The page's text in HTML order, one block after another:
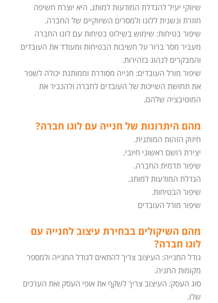
שיווקי יעיל להגדלת המודעות למותג. היא יוצרת חשיפה
חוזרת ונשנית ללוגו ולמסרים השיווקיים של החברה.
שיפור בטיחות: שימוש בשילוט בטיחות עם לוגו החברה
מעביר מסר ברור על חשיבות הבטיחות ומעודד את העובדים
והמבקרים לנהוג בזהירות.
שיפור מורל העובדים: חנייה מסודרת וממותגת יכולה לשפר
את תחושת השייכות של העובדים לחברה ולהגביר את
המוטיבציה שלהם.
מהם היתרונות של חנייה עם לוגו חברה?
חיזוק הזהות המותגית.
יצירת רושם ראשוני חיובי.
שיפור תדמית החברה.
הגדלת המודעות למותג.
שיפור הבטיחות.
שיפור מורל העובדים
מהם השיקולים בבחירת עיצוב לחנייה עם
לוגו חברה?
גודל החנייה: העיצוב צריך להתאים לגודל החנייה ולמספר
מקומות החניה.
סוג העסק: העיצוב צריך לשקף את אופי העסק ואת הערכים
שלו.